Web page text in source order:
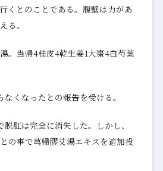
くとのことである。腹壁は力があ
る。
。当帰4桂皮4乾生姜1大棗4白芍薬
くなったとの報告を受ける。
肛は完全に消失した。しかし、
の事で芎帰膠艾湯エキスを追加投